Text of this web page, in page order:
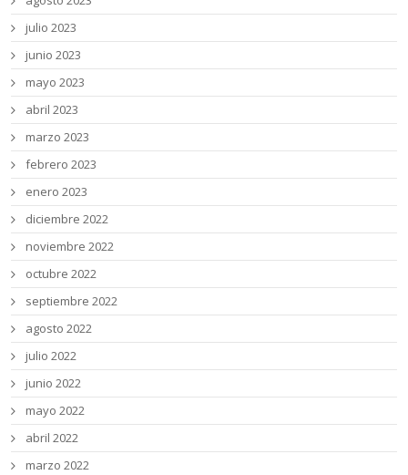
julio 2023
junio 2023
mayo 2023
abril 2023
marzo 2023
febrero 2023
enero 2023
diciembre 2022
noviembre 2022
octubre 2022
septiembre 2022
agosto 2022
julio 2022
junio 2022
mayo 2022
abril 2022
marzo 2022